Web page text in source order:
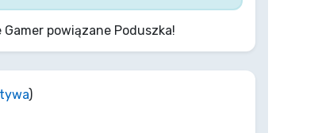
powiązane Poduszka!
)